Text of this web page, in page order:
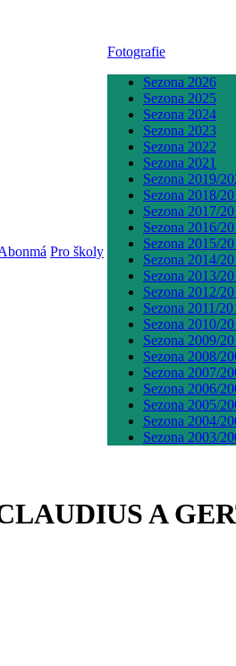
Pro školy
Fotografie
Sezona 2026
Sezona 2025
Sezona 2024
Sezona 2023
Sezona 2022
Sezona 2021
Sezona 2019/
Sezona 2018/
Sezona 2017/
Sezona 2016/
Sezona 2015/
Sezona 2014/
Sezona 2013/
Sezona 2012/
Sezona 2011/
Sezona 2010/
Sezona 2009/
Sezona 2008/
Sezona 2007/
Sezona 2006/
Sezona 2005/
Sezona 2004/
Sezona 2003/
A